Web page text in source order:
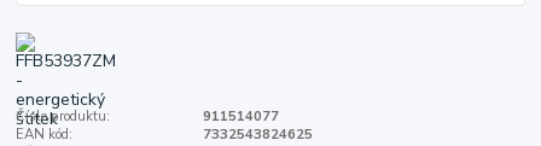
Číslo produktu:
911514077
EAN kód:
7332543824625